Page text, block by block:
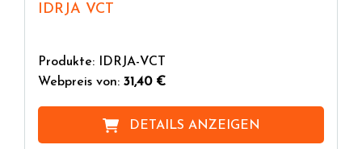
IDRJA VCT
Produkte: IDRJA-VCT
Webpreis von: 31,40 €
DETAILS ANZEIGEN